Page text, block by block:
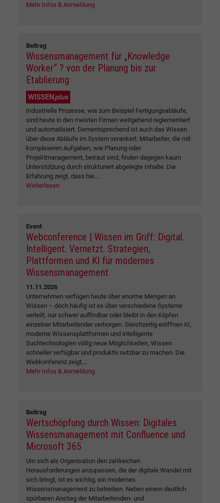
Mehr Infos & Anmeldung
Beitrag
Wissensmanagement für „Knowledge
Worker“ ? von der Planung bis zur
Etablierung
WISSENplus
Industrielle Prozesse, wie zum Beispiel Fertigungsabläufe,
sind heute in den meisten Firmen weitgehend reglementiert
und automatisiert. Dementsprechend ist auch das Wissen
über diese Abläufe im System verankert. Mitarbeiter, die mit
komplexeren Aufgaben, wie Planung oder
Projektmanagement, betraut sind, finden dagegen kaum
Unterstützung durch strukturiert abgelegte Inhalte. Die
Erfahrung zeigt, dass hie...
Weiterlesen
Event
Webconference | Wissen im Griff: Digital.
Intelligent. Vernetzt. Strategien,
Plattformen und KI für modernes
Wissensmanagement
11.11.2026
Unternehmen verfügen heute über enorme Mengen an
Wissen – doch häufig ist es über verschiedene Systeme
verteilt, nur schwer auffindbar oder bleibt in den Köpfen
einzelner Mitarbeitender verborgen. Gleichzeitig eröffnen KI,
moderne Wissensplattformen und intelligente
Suchtechnologien völlig neue Möglichkeiten, Wissen
schneller verfügbar und produktiv nutzbar zu machen. Die
Webkonferenz zeigt,...
Mehr Infos & Anmeldung
Beitrag
Wertschöpfung durch Wissen: Digitales
Wissensmanagement mit Confluence und
Microsoft 365
Um sich als Organisation den zahlreichen
Herausforderungen anzupassen, die der digitale Wandel mit
sich bringt, ist es wichtig, ein modernes
Wissensmanagement zu betreiben. Neben einem deutlich
spürbaren Anstieg der Mitarbeitenden- und